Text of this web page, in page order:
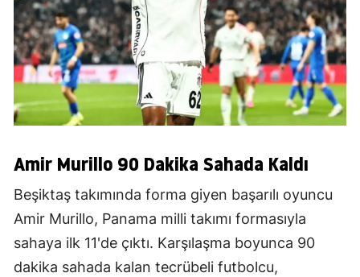
Amir Murillo 90 Dakika Sahada Kaldı
Beşiktaş takımında forma giyen başarılı oyuncu
Amir Murillo, Panama milli takımı formasıyla
sahaya ilk 11'de çıktı. Karşılaşma boyunca 90
dakika sahada kalan tecrübeli futbolcu,